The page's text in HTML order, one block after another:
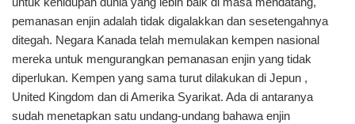
pemanasan enjin adalah tidak digalakkan dan sesetengahnya
ditegah. Negara Kanada telah memulakan kempen nasional
mereka untuk mengurangkan pemanasan enjin yang tidak
diperlukan. Kempen yang sama turut dilakukan di Jepun ,
United Kingdom dan di Amerika Syarikat. Ada di antaranya
sudah menetapkan satu undang-undang bahawa enjin